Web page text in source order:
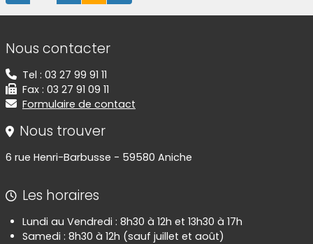
Informations de contact
Nous contacter
Tel : 03 27 99 91 11
Fax : 03 27 91 09 11
Formulaire de contact
Nous trouver
6 rue Henri-Barbusse - 59580 Aniche
Les horaires
Lundi au Vendredi : 8h30 à 12h et 13h30 à 17h
Samedi : 8h30 à 12h (sauf juillet et août)